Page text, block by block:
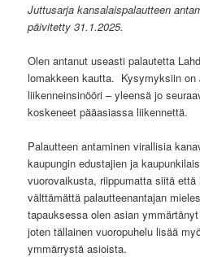
Juttusarja kansalaispalautteen
päivitetty 31.1.2025.
Olen antanut useasti palautetta
lomakkeen kautta. Kysymyksiin on
liikenneinsinööri – yleensä jo
koskeneet pääasiassa liikennettä.
Palautteen antaminen virallisia
kaupungin edustajien ja
vuorovaikusta, riippumatta siitä
välttämättä palautteenantajan
tapauksessa olen asian
joten tällainen vuoropuhelu lisää
ymmärrystä asioista.